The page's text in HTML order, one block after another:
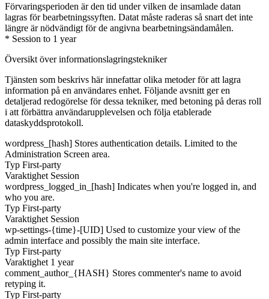
Förvaringsperioden är den tid under vilken de insamlade datan
lagras för bearbetningssyften. Datat måste raderas så snart det inte
längre är nödvändigt för de angivna bearbetningsändamålen.
* Session to 1 year
Översikt över informationslagringstekniker
Tjänsten som beskrivs här innefattar olika metoder för att lagra
information på en användares enhet. Följande avsnitt ger en
detaljerad redogörelse för dessa tekniker, med betoning på deras roll
i att förbättra användarupplevelsen och följa etablerade
dataskyddsprotokoll.
wordpress_[hash] Stores authentication details. Limited to the
Administration Screen area.
Typ First-party
Varaktighet Session
wordpress_logged_in_[hash] Indicates when you're logged in, and
who you are.
Typ First-party
Varaktighet Session
wp-settings-{time}-[UID] Used to customize your view of the
admin interface and possibly the main site interface.
Typ First-party
Varaktighet 1 year
comment_author_{HASH} Stores commenter's name to avoid
retyping it.
Typ First-party